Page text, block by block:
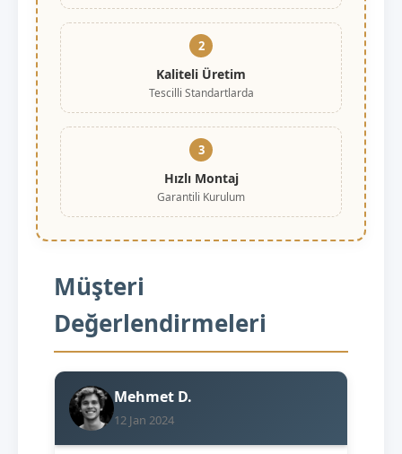
2
Kaliteli Üretim
Tescilli Standartlarda
3
Hızlı Montaj
Garantili Kurulum
Müşteri
Değerlendirmeleri
Mehmet D.
12 Jan 2024